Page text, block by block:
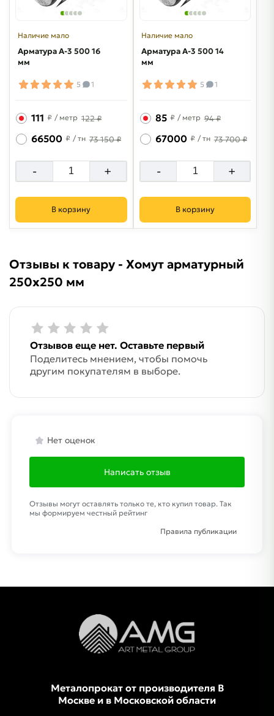
Наличие мало
Арматура A-3 500 16
мм
5 1
111 ₽ / метр 122 ₽
66500 ₽ / тн 73 150 ₽
- +
В корзину
Наличие мало
Арматура A-3 500 14
мм
5 1
85 ₽ / метр 94 ₽
67000 ₽ / тн 73 700 ₽
- +
В корзину
Отзывы к товару - Хомут арматурный
250х250 мм
Отзывов еще нет. Оставьте первый
Поделитесь мнением, чтобы помочь
другим покупателям в выборе.
Нет оценок
Написать отзыв
Отзывы могут оставлять только те, кто купил товар. Так
мы формируем честный рейтинг
Правила публикации
Металопрокат от производителя В
Москве и в Московской области